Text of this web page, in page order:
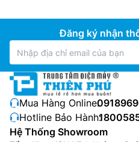
Đăng ký nhận
Mua Hàng Online:
Hotline Bảo Hành:
Hệ Thống Showroom